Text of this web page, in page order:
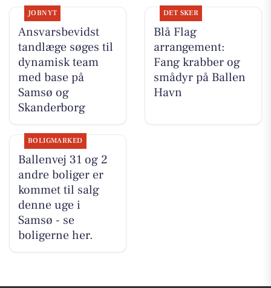
JOBNYT
Ansvarsbevidst
tandlæge søges til
dynamisk team
med base på
Samsø og
Skanderborg
DET SKER
Blå Flag
arrangement:
Fang krabber og
smådyr på Ballen
Havn
BOLIGMARKED
Ballenvej 31 og 2
andre boliger er
kommet til salg
denne uge i
Samsø - se
boligerne her.